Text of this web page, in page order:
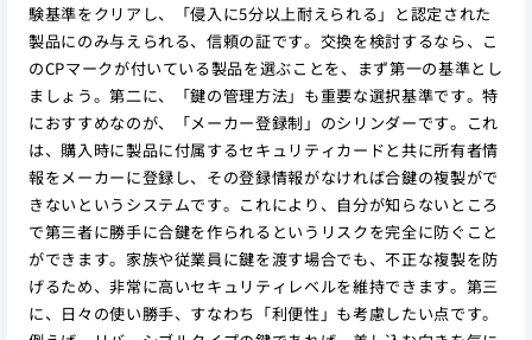
験基準をクリアし、「侵入に5分以上耐えられる」と認定された
製品にのみ与えられる、信頼の証です。交換を検討するなら、こ
のCPマークが付いている製品を選ぶことを、まず第一の基準とし
ましょう。第二に、「鍵の管理方法」も重要な選択基準です。特
におすすめなのが、「メーカー登録制」のシリンダーです。これ
は、購入時に製品に付属するセキュリティカードと共に所有者情
報をメーカーに登録し、その登録情報がなければ合鍵の複製がで
きないというシステムです。これにより、自分が知らないところ
で第三者に勝手に合鍵を作られるというリスクを完全に防ぐこと
ができます。家族や従業員に鍵を渡す場合でも、不正な複製を防
げるため、非常に高いセキュリティレベルを維持できます。第三
に、日々の使い勝手、すなわち「利便性」も考慮したい点です。